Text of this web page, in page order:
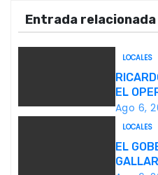
e
g
c
Entrada relacionada
LOCALES
EL
PARA
Ago 6,
LOCALES
EL